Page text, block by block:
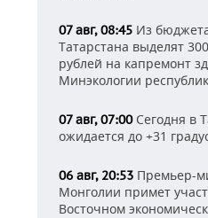
07 авг, 08:45 Из
Татарстана выделят
рублей на капремонт
Минэкологии
07 авг, 07:00Сегодня в
ожидается до +31
06 авг, 20:53 Премьер-
Монголии примет
Восточном